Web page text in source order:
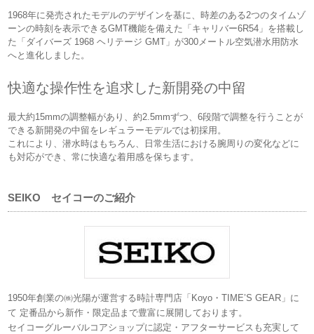
1968年に発売されたモデルのデザインを基に、時差のある2つのタイムゾ
ーンの時刻を表示できるGMT機能を備えた「キャリバー6R54」を搭載し
た「ダイバーズ 1968 ヘリテージ GMT」が300メートル空気潜水用防水
へと進化しました。
快適な操作性を追求した新開発の中留
最大約15mmの調整幅があり、約2.5mmずつ、6段階で調整を行うことが
できる新開発の中留をレギュラーモデルでは初採用。
これにより、潜水時はもちろん、日常生活における腕周りの変化などに
も対応ができ、常に快適な着用感を保ちます。
SEIKO セイコーのご紹介
1950年創業の㈱光陽が運営する時計専門店「Koyo・TIME’S GEAR」に
て 定番品から新作・限定品まで豊富に展開しております。
セイコーグルーバルコアショップに認定・アフターサービスも充実して